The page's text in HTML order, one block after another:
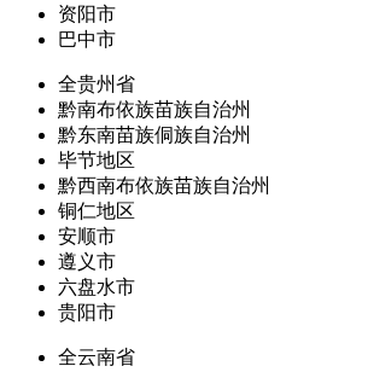
资阳市
巴中市
全贵州省
黔南布依族苗族自治州
黔东南苗族侗族自治州
毕节地区
黔西南布依族苗族自治州
铜仁地区
安顺市
遵义市
六盘水市
贵阳市
全云南省